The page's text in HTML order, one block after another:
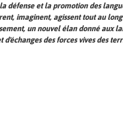
défense et la promotion des
imaginent, agissent tout au
un nouvel élan donné aux
des forces vives des